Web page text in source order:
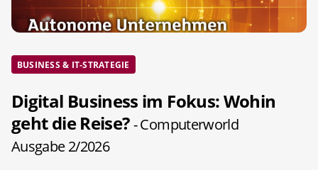
BUSINESS & IT-STRATEGIE
Digital Business im Fokus: Wohin
geht die Reise?- Computerworld
Ausgabe 2/2026